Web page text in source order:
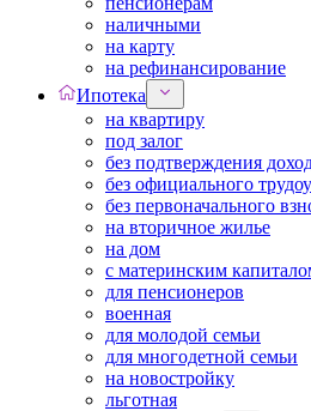
наличными
на карту
на рефинансирование
Ипотека
на квартиру
под залог
без подтверждения
без официального
без первоначального
на вторичное жилье
на дом
с материнским
для пенсионеров
военная
для молодой семьи
для многодетной семьи
на новостройку
льготная